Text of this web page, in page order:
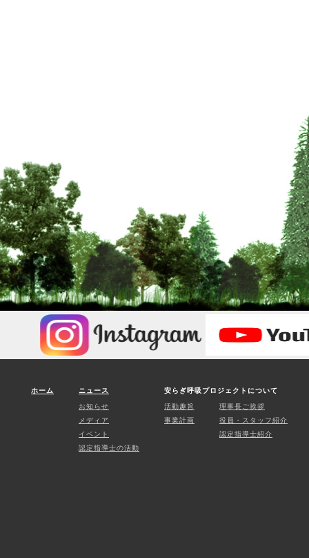
ホーム ニュース
お知らせ
メディア
イベント
認定指導士の活動
安らぎ呼吸プロジェクトについて
活動趣旨
事業計画
理事長ご挨拶
役員・スタッフ紹介
認定指導士紹介